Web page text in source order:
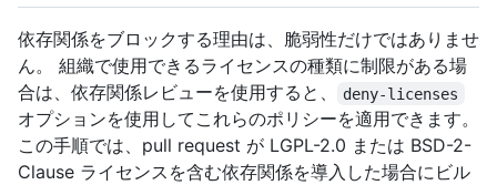
依存関係をブロックする理由は、脆弱性だけではありませ
ん。 組織で使用できるライセンスの種類に制限がある場
合は、依存関係レビューを使用すると、
deny-licenses
オプションを使用してこれらのポリシーを適用できます。
この手順では、pull request が LGPL-2.0 または BSD-2-
Clause ライセンスを含む依存関係を導入した場合にビル